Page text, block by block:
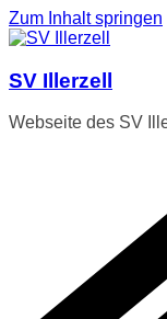
Zum Inhalt springen
SV Illerzell
Webseite des SV